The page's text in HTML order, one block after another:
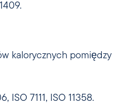
kalorycznych pomiędzy
ISO 7111, ISO 11358.